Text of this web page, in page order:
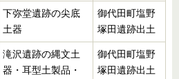
下弥堂遺跡の尖底
土器
御代田町塩野
塚田遺跡出土
滝沢遺跡の縄文土
器・耳型土製品・
御代田町塩野
塚田遺跡出土